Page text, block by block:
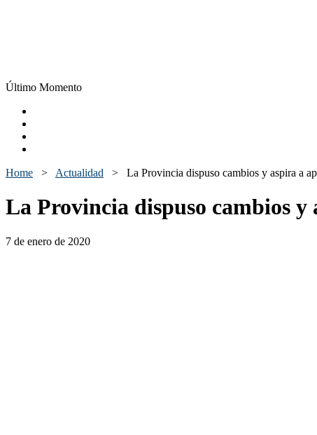
Último Momento
Home > Actualidad > La Provincia dispuso cambios y aspira a
La Provincia dispuso cambios
7 de enero de 2020